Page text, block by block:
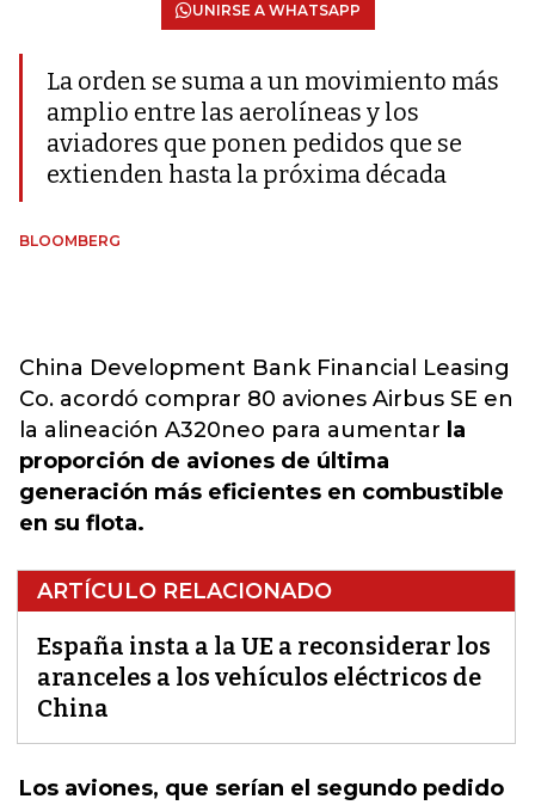
UNIRSE A WHATSAPP
La orden se suma a un movimiento más
amplio entre las aerolíneas y los
aviadores que ponen pedidos que se
extienden hasta la próxima década
BLOOMBERG
China Development Bank Financial Leasing
Co. acordó comprar 80 aviones Airbus SE en
la alineación A320neo para aumentar la
proporción de aviones de última
generación más eficientes en combustible
en su flota.
ARTÍCULO RELACIONADO
España insta a la UE a reconsiderar los
aranceles a los vehículos eléctricos de
China
Los aviones, que serían el segundo pedido